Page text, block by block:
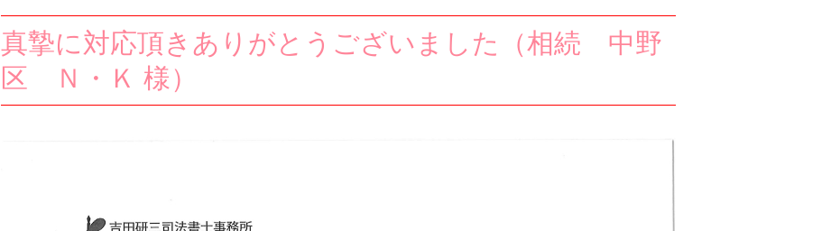
真摯に対応頂きありがとうございました（相続 中野
区 Ｎ・Ｋ 様）